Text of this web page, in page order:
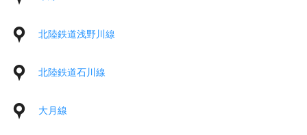
北陸鉄道浅野川線
北陸鉄道石川線
大月線